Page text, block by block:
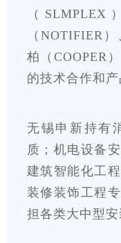
（
（NOTIFIER
柏（COOPER
的技术合作和产
无锡申新持有
质；机电设备
建筑智能化工
装修装饰工程
担各类大中型安